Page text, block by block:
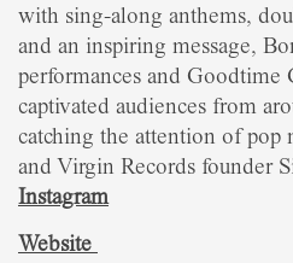
with sing-along anthems,
and an inspiring message,
performances and Goodtime
captivated audiences from
catching the attention of pop
and Virgin Records founder
Instagram
Website